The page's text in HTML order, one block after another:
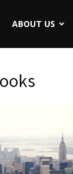
ABOUT US